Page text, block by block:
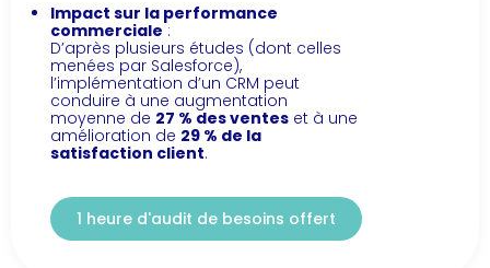
Impact sur la performance
commerciale:
D’après plusieurs études (dont celles
menées par Salesforce),
l’implémentation d’un CRM peut
conduire à une augmentation
moyenne de 27 % des ventes et à une
amélioration de 29 % de la
satisfaction client.
1 heure d'audit de besoins offert